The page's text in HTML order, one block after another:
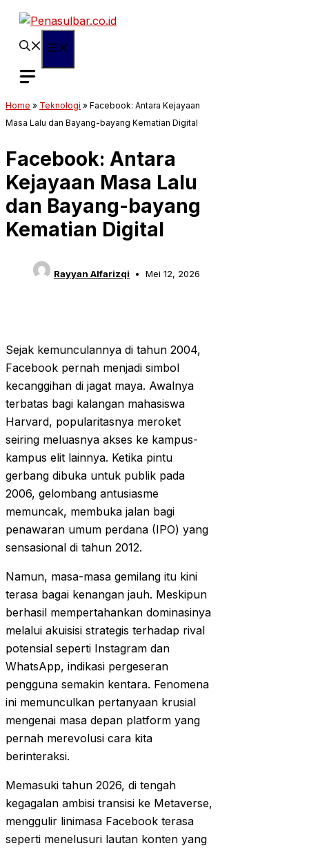
Langsung
Home » Teknologi » Facebook: Antara Kejayaan
Masa Lalu dan Bayang-bayang Kematian Digital
Facebook: Antara
Kejayaan Masa Lalu
dan Bayang-bayang
Kematian Digital
Rayyan Alfarizqi Mei 12, 2026
Sejak kemunculannya di tahun 2004,
Facebook pernah menjadi simbol
kecanggihan di jagat maya. Awalnya
terbatas bagi kalangan mahasiswa
Harvard, popularitasnya meroket
seiring meluasnya akses ke kampus-
kampus elit lainnya. Ketika pintu
gerbang dibuka untuk publik pada
2006, gelombang antusiasme
memuncak, membuka jalan bagi
penawaran umum perdana (IPO) yang
sensasional di tahun 2012.
Namun, masa-masa gemilang itu kini
terasa bagai kenangan jauh. Meskipun
berhasil mempertahankan dominasinya
melalui akuisisi strategis terhadap rival
potensial seperti Instagram dan
WhatsApp, indikasi pergeseran
pengguna semakin kentara. Fenomena
ini memunculkan pertanyaan krusial
mengenai masa depan platform yang
pernah merevolusi cara kita
berinteraksi.
Memasuki tahun 2026, di tengah
kegagalan ambisi transisi ke Metaverse,
menggulir linimasa Facebook terasa
seperti menelusuri lautan konten yang